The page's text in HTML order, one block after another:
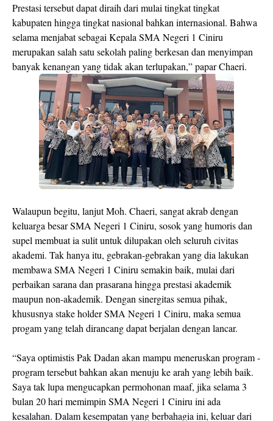
Prestasi tersebut dapat diraih dari mulai tingkat tingkat
kabupaten hingga tingkat nasional bahkan internasional. Bahwa
selama menjabat sebagai Kepala SMA Negeri 1 Ciniru
merupakan salah satu sekolah paling berkesan dan menyimpan
banyak kenangan yang tidak akan terlupakan,” papar Chaeri.
Walaupun begitu, lanjut Moh. Chaeri, sangat akrab dengan
keluarga besar SMA Negeri 1 Ciniru, sosok yang humoris dan
supel membuat ia sulit untuk dilupakan oleh seluruh civitas
akademi. Tak hanya itu, gebrakan-gebrakan yang dia lakukan
membawa SMA Negeri 1 Ciniru semakin baik, mulai dari
perbaikan sarana dan prasarana hingga prestasi akademik
maupun non-akademik. Dengan sinergitas semua pihak,
khususnya stake holder SMA Negeri 1 Ciniru, maka semua
progam yang telah dirancang dapat berjalan dengan lancar.
“Saya optimistis Pak Dadan akan mampu meneruskan program -
program tersebut bahkan akan menuju ke arah yang lebih baik.
Saya tak lupa mengucapkan permohonan maaf, jika selama 3
bulan 20 hari memimpin SMA Negeri 1 Ciniru ini ada
kesalahan. Dalam kesempatan yang berbahagia ini, keluar dari